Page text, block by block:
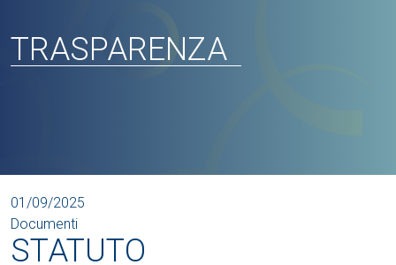
TRASPARENZA
01/09/2025
Documenti
STATUTO